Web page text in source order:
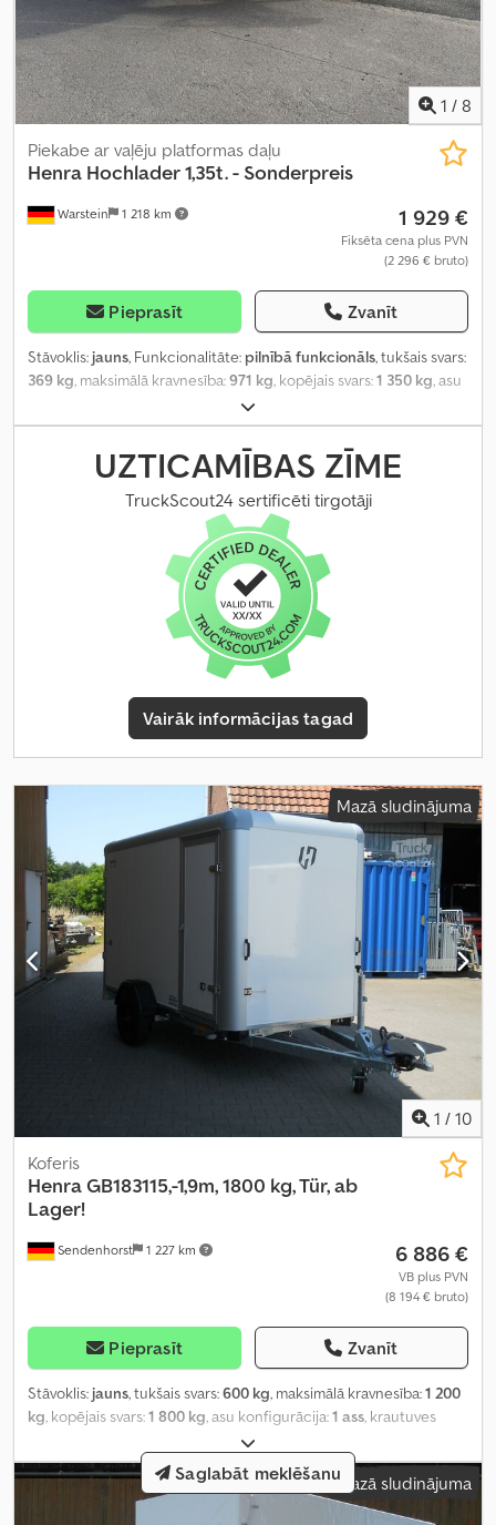
1 / 8
Warstein 1 218 km
Piekabe ar vaļēju platformas daļu
Henra Hochlader1,35t. - Sonderpreis
1 929 €
Fiksēta cena plus PVN
(2 296 € bruto)
Pieprasīt Zvanīt
Stāvoklis: jauns, Funkcionalitāte: pilnībā funkcionāls, tukšais svars:
369 kg, maksimālā kravnesība:971 kg, kopējais svars:1 350 kg, asu
, krautuves garums:
vietas platums:1 700 mm, iekraušanas telpas augstums:300 mm,
riepas izmērs:185/60R12C, piekabes bremze:bremzēta piekabe
Ražošanas gads: 2023,
UZTICAMĪBAS ZĪME
TruckScout24 sertificēti tirgotāji
Vairāk informācijas tagad
Mazā sludinājuma
1 / 10
Sendenhorst 1 227 km
Koferis
HenraGB183115,-1,9m, 1800 kg, Tür, ab
Lager!
6 886 €
VB plus PVN
(8 194 € bruto)
Pieprasīt Zvanīt
Stāvoklis: jauns, tukšais svars:600 kg, maksimālā kravnesība:1 200
kg , kopējais svars:1 800 kg , asu konfigurācija:1 ass , krautuves
, iekraušanas vietas platums:
iekraušanas telpas augstums:
, riepas izmērs:185R14C,
, Ražošanas gads:2026 Mazā sludinājuma
Saglabāt meklēšanu